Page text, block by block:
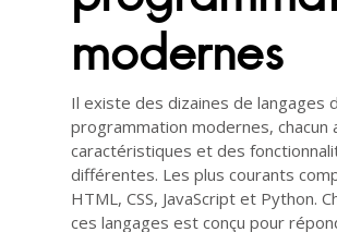
modernes
Il existe des dizaines de langages
programmation modernes, chacun
caractéristiques et des
différentes. Les plus courants
HTML, CSS, JavaScript et Python.
ces langages est conçu pour